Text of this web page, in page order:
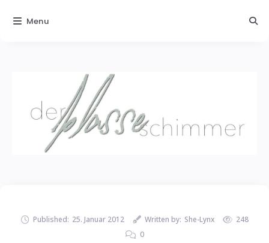
Published: 25. Januar 2012 Written by: She-Lynx
248
0
Menu